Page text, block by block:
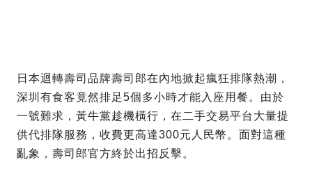
日本迴轉壽司品牌壽司郎在內地掀起瘋狂排隊熱潮，
深圳有食客竟然排足5個多小時才能入座用餐。由於
一號難求，黃牛黨趁機橫行，在二手交易平台大量提
供代排隊服務，收費更高達300元人民幣。面對這種
亂象，壽司郎官方終於出招反擊。